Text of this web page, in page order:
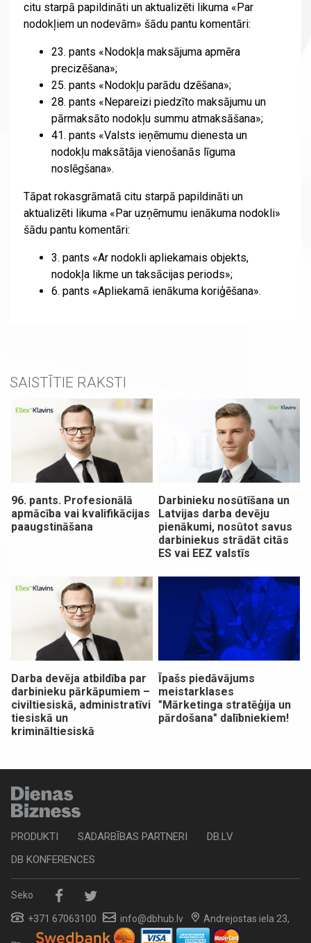
citu starpā papildināti un aktualizēti likuma «Par
nodokļiem un nodevām» šādu pantu komentāri:
23. pants «Nodokļa maksājuma apmēra
precizēšana»;
25. pants «Nodokļu parādu dzēšana»;
28. pants «Nepareizi piedzīto maksājumu un
pārmaksāto nodokļu summu atmaksāšana»;
41. pants «Valsts ieņēmumu dienesta un
nodokļu maksātāja vienošanās līguma
noslēgšana».
Tāpat rokasgrāmatā citu starpā papildināti un
aktualizēti likuma «Par uzņēmumu ienākuma nodokli»
šādu pantu komentāri:
3. pants «Ar nodokli apliekamais objekts,
nodokļa likme un taksācijas periods»;
6. pants «Apliekamā ienākuma koriģēšana».
SAISTĪTIE RAKSTI
96. pants. Profesionālā
apmācība vai kvalifikācijas
paaugstināšana
Darbinieku nosūtīšana un
Latvijas darba devēju
pienākumi, nosūtot savus
darbiniekus strādāt citās
ES vai EEZ valstīs
Darba devēja atbildība par
darbinieku pārkāpumiem –
civiltiesiskā, administratīvi
tiesiskā un
krimināltiesiskā
Īpašs piedāvājums
meistarklases
"Mārketinga stratēģija un
pārdošana" dalībniekiem!
PRODUKTI SADARBĪBAS PARTNERI
DB.LV
DB KONFERENCES
Seko
+371 67063100 info@dbhub.lv Andrejostas iela 23,